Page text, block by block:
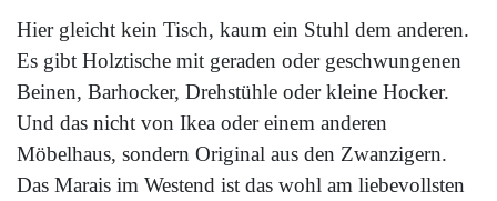
Hier gleicht kein Tisch, kaum ein Stuhl dem anderen.
Es gibt Holztische mit geraden oder geschwungenen
Beinen, Barhocker, Drehstühle oder kleine Hocker.
Und das nicht von Ikea oder einem anderen
Möbelhaus, sondern Original aus den Zwanzigern.
Das Marais im Westend ist das wohl am liebevollsten